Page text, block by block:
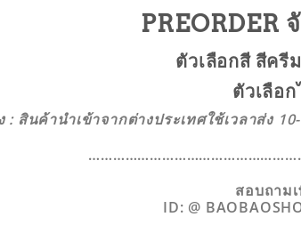
PREORDER
ตัวเลือกสี สีครี
ตัวเลือ
: สินค้านำเข้าจากต่างประเทศใช้เวลาส่ง
สอบถาม
ID: @